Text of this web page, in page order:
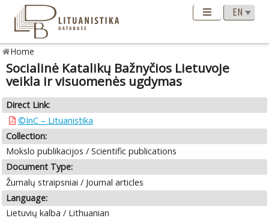
Home
Socialinė Katalikų Bažnyčios Lietuvoje
veikla ir visuomenės ugdymas
Direct Link:
©InC – Lituanistika
Collection:
Mokslo publikacijos / Scientific publications
Document Type:
Žurnalų straipsniai / Journal articles
Language:
Lietuvių kalba / Lithuanian